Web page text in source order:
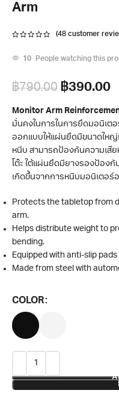
Arm
(48 customer
10 People watching this
฿790.00 ฿390.00
Monitor Arm
มั่นคงในการในการยึดมอนิเต
ออกแบบให้แผ่นยึดมีขนาดใหญ่
หนีบ สามารถป้องกันความเสี
โต๊ะ ใต้แผ่นยึดมียางรองป้อง
เกิดขึ้นจากการหนีบมอนิเตอร์
Protects the tabletop from
arm.
Helps distribute weight to
bending.
Equipped with anti-slip
Made from steel with
COLOR